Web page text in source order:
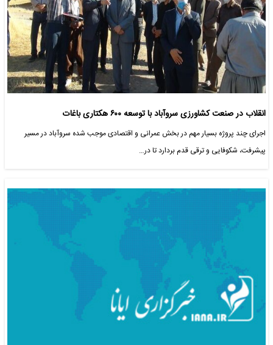
انقلاب در صنعت کشاورزی سروآباد با توسعه ۶۰۰ هکتاری باغات
اجرای چند پروژه بسیار مهم در بخش عمرانی و اقتصادی موجب شده سروآباد در مسیر
پیشرفت، شکوفایی و ترقی قدم بردارد تا در…